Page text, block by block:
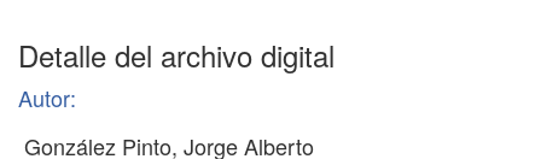
Detalle del archivo digital
Autor: